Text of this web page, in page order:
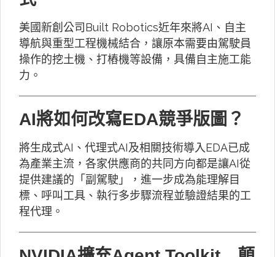
美國新創公司Built Robotics近年來將AI、自主
導航與重型工程機械結合，讓原本需要由駕駛員
操作的挖土機、打樁機等設備，具備自主施工能
力。
AI將如何改寫EDA競爭版圖？
將生成式AI、代理式AI及相關技術導入EDA已成
為產業主流，各家供應商的共同方向都是讓AI從
提供建議的「副駕駛」，進一步成為能理解目
標、呼叫工具、執行多步驟流程並驗證結果的工
程代理。